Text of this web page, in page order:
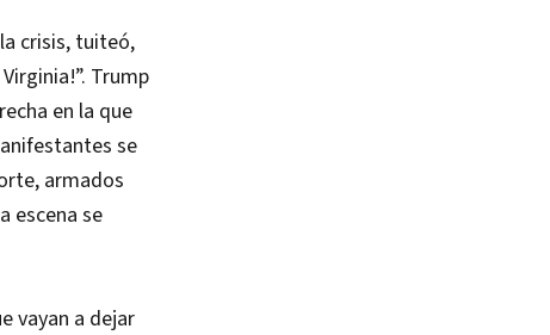
crisis, tuiteó,
Trump
en la que
se
armados
escena se
vayan a dejar